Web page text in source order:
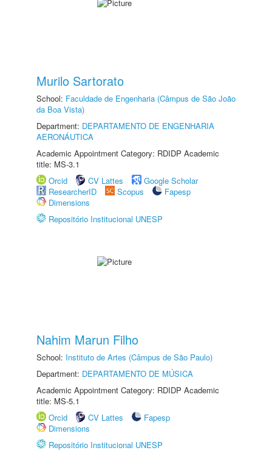
Murilo Sartorato
School: Faculdade de Engenharia (Câmpus de São João
da Boa Vista)
Department: DEPARTAMENTO DE ENGENHARIA
AERONÁUTICA
Academic Appointment Category: RDIDP Academic
title: MS-3.1
Orcid
CV Lattes
Google Scholar
ResearcherID
Scopus
Fapesp
Dimensions
Repositório Institucional UNESP
Nahim Marun Filho
School: Instituto de Artes (Câmpus de São Paulo)
Department: DEPARTAMENTO DE MÚSICA
Academic Appointment Category: RDIDP Academic
title: MS-5.1
Orcid
CV Lattes
Fapesp
Dimensions
Repositório Institucional UNESP